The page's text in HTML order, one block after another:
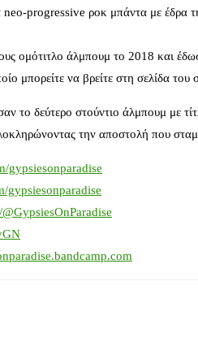
neo-progressive ροκ μπάντα με έδρα
ομότιτλο άλμπουμ το 2018 και
μπορείτε να βρείτε στη σελίδα
το δεύτερο στούντιο άλμπουμ με
την αποστολή που
gypsiesonparadise
gypsiesonparadise